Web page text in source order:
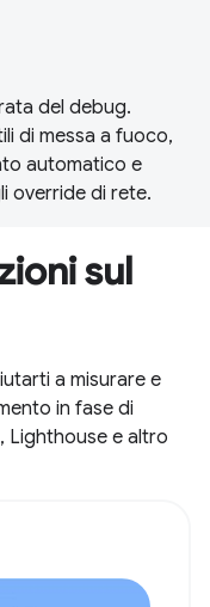
del debug.
di messa a fuoco,
automatico e
override di rete.
sul
a misurare e
in fase di
Lighthouse e altro